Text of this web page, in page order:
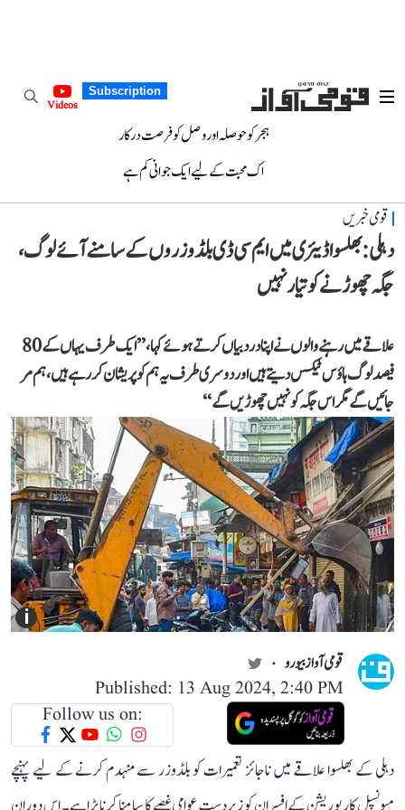
Subscription
Videos
ہجر کو حوصلہ اور وصل کو فرصت درکار
اک محبت کے لیے ایک جوانی کم ہے
قومی خبریں
دہلی: بھلسوا ڈیئری میں ایم سی ڈی بلڈوزروں کے سامنے آئے لوگ،
جگہ چھوڑنے کو تیار نہیں
علاقے میں رہنے والوں نے اپنا درد بیاں کرتے ہوئے کہا، ’’ایک طرف یہاں کے 80
فیصد لوگ ہاؤس ٹیکس دیتے ہیں اور دوسری طرف یہ ہم کو پریشان کر رہے ہیں، ہم مر
جائیں گے مگر اس جگہ کو نہیں چھوڑیں گے‘‘
i
قومی آواز بیورو
Published: 13 Aug 2024, 2:40 PM
Follow us on:
دہلی کے بھلسوا علاقے میں ناجائز تعمیرات کو بلڈوزر سے منہدم کرنے کے لیے پہنچے